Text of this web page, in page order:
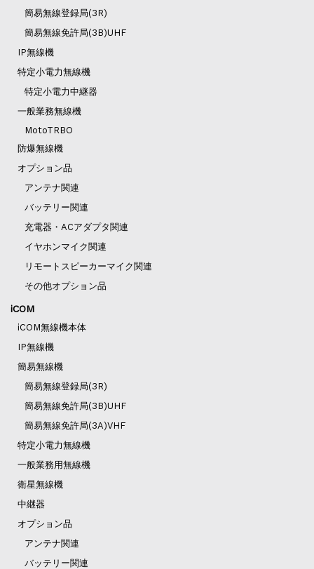
簡易無線登録局(3R)
簡易無線免許局(3B)UHF
IP無線機
特定小電力無線機
特定小電力中継器
一般業務無線機
MotoTRBO
防爆無線機
オプション品
アンテナ関連
バッテリー関連
充電器・ACアダプタ関連
イヤホンマイク関連
リモートスピーカーマイク関連
その他オプション品
iCOM
iCOM無線機本体
IP無線機
簡易無線機
簡易無線登録局(3R)
簡易無線免許局(3B)UHF
簡易無線免許局(3A)VHF
特定小電力無線機
一般業務用無線機
衛星無線機
中継器
オプション品
アンテナ関連
バッテリー関連